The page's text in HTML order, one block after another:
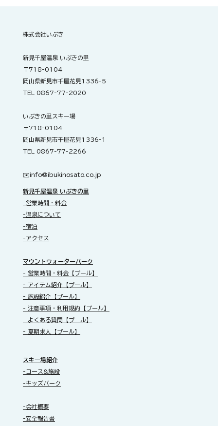
株式会社いぶき
新見千屋温泉 いぶきの里
〒718-0104
岡山県新見市千屋花見1336-5
TEL 0867-77-2020
いぶきの里スキー場
〒718-0104
岡山県新見市千屋花見1336-1
TEL 0867-77-2266
✉️​info@ibukinosato.co.jp
新見千屋温泉 いぶきの里
-営業時間・料金
-温泉について
-宿泊
-アクセス
​マウントウォーターパーク
- 営業時間・料金【プール】
- アイテム紹介【プール】
- 施設紹介【プール】
- 注意事項・利用規約【プール】
- よくある質問【プール】
- 夏期求人【プール】
スキー場紹介
-コース&施設
-キッズパーク
-会社概要
-安全報告書